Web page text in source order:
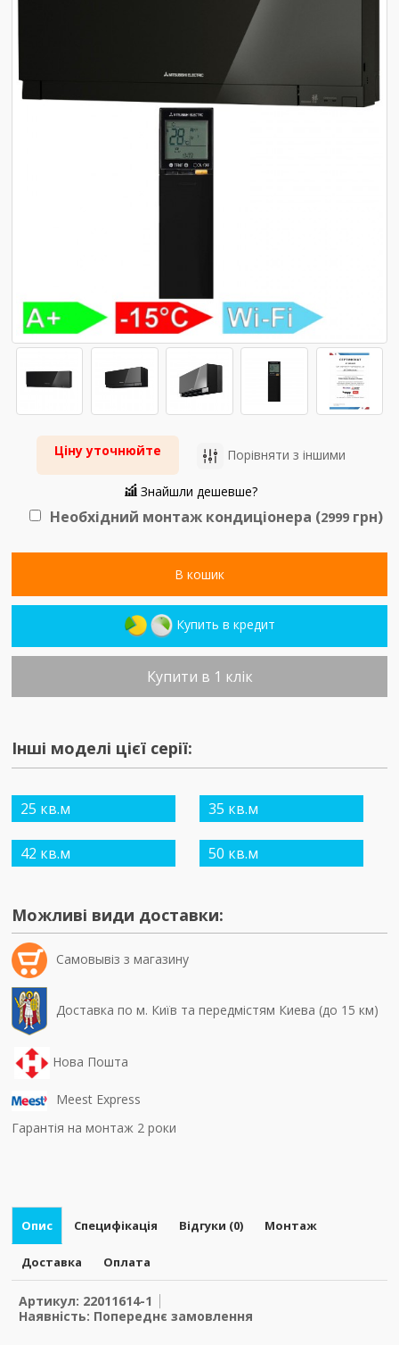
Ціну уточнюйте Порівняти з іншими
Знайшли дешевше?
Необхідний монтаж кондиціонера (2999 грн)
В кошик
Купить в кредит
Купити в 1 клік
Інші моделі цієї серії:
25 кв.м 35 кв.м
42 кв.м 50 кв.м
Можливі види доставки:
Самовывiз з магазину
Доставка по м. Київ та передмістям Киева (до 15 км)
Нова Пошта
Meest Express
Гарантія на монтаж 2 роки
Опис Специфікація Відгуки (0) Монтаж
Доставка Оплата
Артикул: 22011614-1
Наявність: Попереднє замовлення